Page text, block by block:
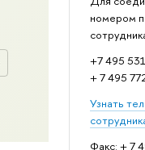
номером
+7 495
+ 7 495
Узнать
Факс: + 7